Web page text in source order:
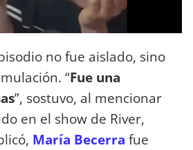
no fue aislado, sino
“Fue una
”, sostuvo, al mencionar
en el show de River,
María Becerra fue